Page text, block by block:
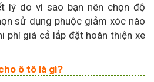
lý do vì sao bạn nên chọn độ
sử dụng phuộc giảm xóc nào
phí giá cả lắp đặt hoàn thiện xe
ô tô là gì?